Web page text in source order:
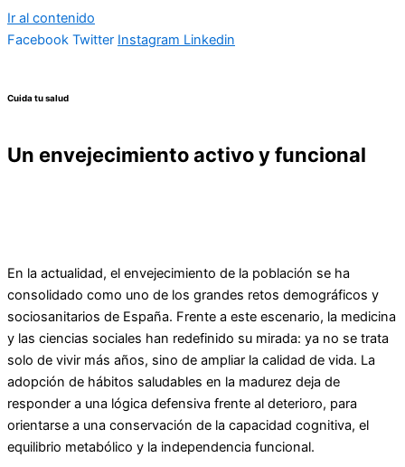
Ir al contenido
Facebook Twitter Instagram Linkedin
Cuida tu salud
Un envejecimiento activo y funcional
En la actualidad, el envejecimiento de la población se ha
consolidado como uno de los grandes retos demográficos y
sociosanitarios de España. Frente a este escenario, la medicina
y las ciencias sociales han redefinido su mirada: ya no se trata
solo de vivir más años, sino de ampliar la calidad de vida. La
adopción de hábitos saludables en la madurez deja de
responder a una lógica defensiva frente al deterioro, para
orientarse a una conservación de la capacidad cognitiva, el
equilibrio metabólico y la independencia funcional.